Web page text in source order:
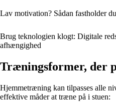
Lav motivation? Sådan fastholder
Brug teknologien klogt: Digitale
afhængighed
Træningsformer, der
Hjemmetræning kan tilpasses alle
effektive måder at træne på i stuen: